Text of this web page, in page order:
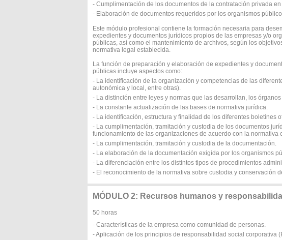
- Cumplimentación de los documentos de la contratación privada
- Elaboración de documentos requeridos por los organismos
Este módulo profesional contiene la formación necesaria para
expedientes y documentos jurídicos propios de las empresas y/o
públicas, así como el mantenimiento de archivos, según los
normativa legal establecida.
La función de preparación y elaboración de expedientes y
públicas incluye aspectos como:
- La identificación de la organización y competencias de las
autonómica y local, entre otras).
- La distinción entre leyes y normas que las desarrollan, los
- La constante actualización de las bases de normativa jurídica.
- La identificación, estructura y finalidad de los diferentes boletines
- La cumplimentación, tramitación y custodia de los documentos
funcionamiento de las organizaciones de acuerdo con la
- La cumplimentación, tramitación y custodia de la documentación.
- La elaboración de la documentación exigida por los organismos
- La diferenciación entre los distintos tipos de procedimientos
- El reconocimiento de la normativa sobre custodia y conservación
MÓDULO 2: Recursos humanos y
50 horas
- Características de la empresa como comunidad de personas.
- Aplicación de los principios de responsabilidad social corporativa